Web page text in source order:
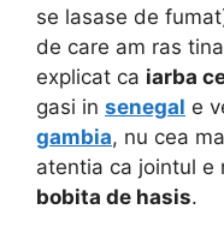
se lasase de
de care am ras
explicat ca iarba
gasi in senegal e
gambia, nu cea
atentia ca jointul e
bobita de hasis.